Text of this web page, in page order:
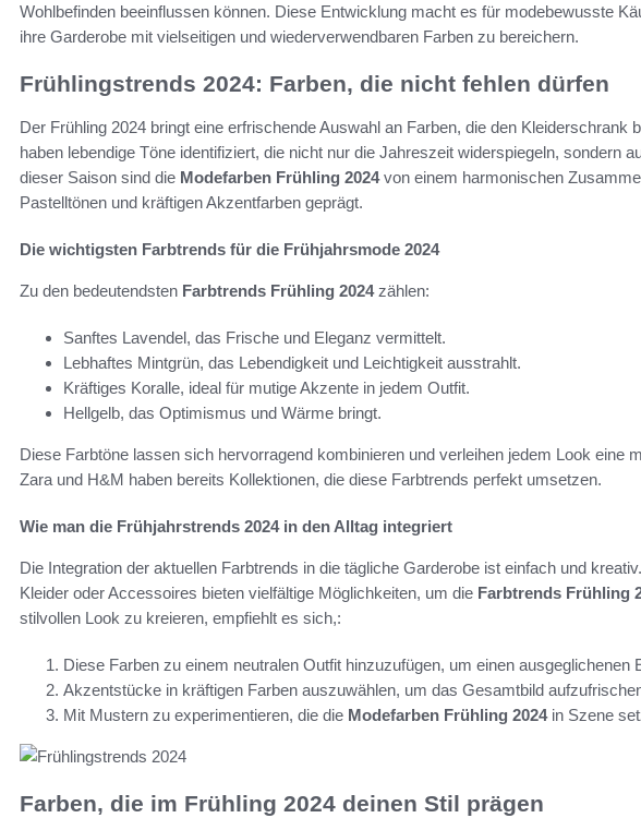
Wohlbefinden beeinflussen können. Diese Entwicklung macht es für modebewusste
ihre Garderobe mit vielseitigen und wiederverwendbaren Farben zu bereichern.
Frühlingstrends 2024: Farben, die nicht fehlen dürfen
Der Frühling 2024 bringt eine erfrischende Auswahl an Farben, die den Kleiderschrank
haben lebendige Töne identifiziert, die nicht nur die Jahreszeit widerspiegeln, sondern
dieser Saison sind die Modefarben Frühling 2024von einem harmonischen
Pastelltönen und kräftigen Akzentfarben geprägt.
Die wichtigsten Farbtrends für die Frühjahrsmode 2024
Zu den bedeutendsten Farbtrends Frühling 2024zählen:
Sanftes Lavendel, das Frische und Eleganz vermittelt.
Lebhaftes Mintgrün, das Lebendigkeit und Leichtigkeit ausstrahlt.
Kräftiges Koralle, ideal für mutige Akzente in jedem Outfit.
Hellgelb, das Optimismus und Wärme bringt.
Diese Farbtöne lassen sich hervorragend kombinieren und verleihen jedem Look eine
Zara und H&M haben bereits Kollektionen, die diese Farbtrends perfekt umsetzen.
Wie man die Frühjahrstrends 2024 in den Alltag integriert
Die Integration der aktuellen Farbtrends in die tägliche Garderobe ist einfach und
Kleider oder Accessoires bieten vielfältige Möglichkeiten, um die Farbtrends Frühling
stilvollen Look zu kreieren, empfiehlt es sich,:
Diese Farben zu einem neutralen Outfit hinzuzufügen, um einen ausgeglichenen
Akzentstücke in kräftigen Farben auszuwählen, um das Gesamtbild
Mit Mustern zu experimentieren, die die Modefarben Frühling 2024in Szene
Farben, die im Frühling 2024 deinen Stil prägen